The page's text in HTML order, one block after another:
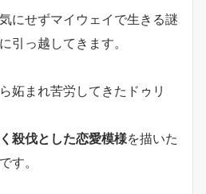
にせずマイウェイで生きる謎
引っ越してきます。
妬まれ苦労してきたドゥリ
殺伐とした恋愛模様を描いた
す。